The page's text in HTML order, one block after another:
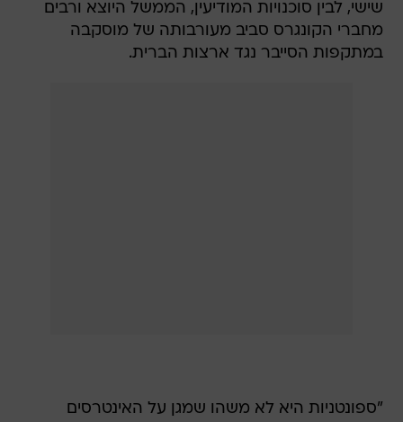
שישי, לבין סוכנויות המודיעין, הממשל היוצא ורבים
מחברי הקונגרס סביב מעורבותה של מוסקבה
במתקפות הסייבר נגד ארצות הברית.
"ספונטניות היא לא משהו שמגן על האינטרסים